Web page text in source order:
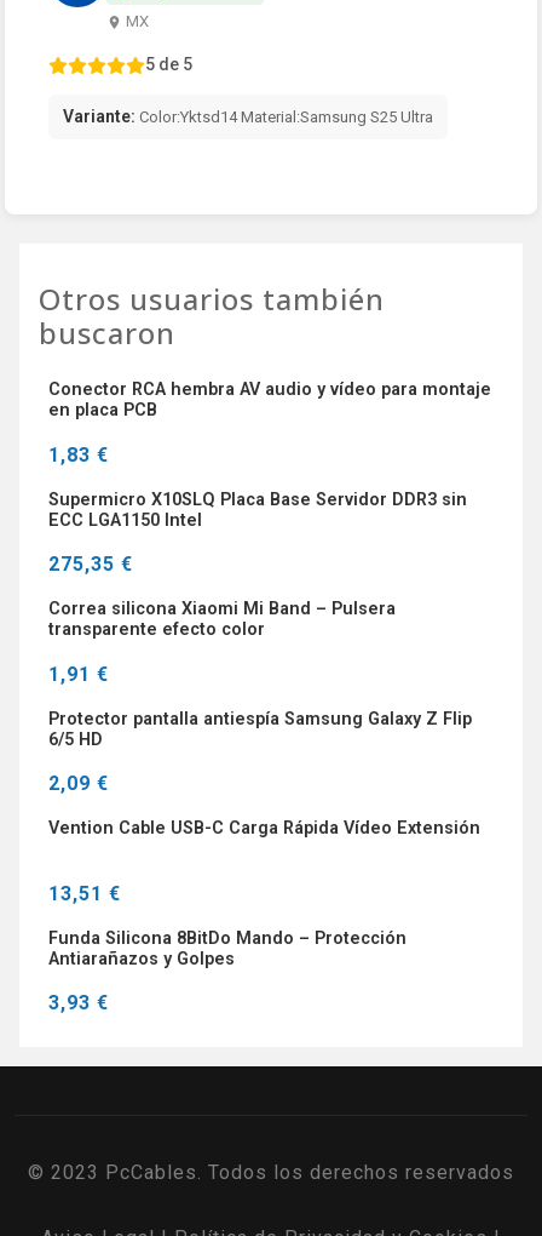
MX
5 de 5
Variante: Color:Yktsd14 Material:Samsung S25 Ultra
Otros usuarios también
buscaron
Conector RCA hembra AV audio y vídeo para montaje
en placa PCB
1,83 €
Supermicro X10SLQ Placa Base Servidor DDR3 sin
ECC LGA1150 Intel
275,35 €
Correa silicona Xiaomi Mi Band – Pulsera
transparente efecto color
1,91 €
Protector pantalla antiespía Samsung Galaxy Z Flip
6/5 HD
2,09 €
Vention Cable USB-C Carga Rápida Vídeo Extensión
13,51 €
Funda Silicona 8BitDo Mando – Protección
Antiarañazos y Golpes
3,93 €
© 2023 PcCables. Todos los derechos reservados